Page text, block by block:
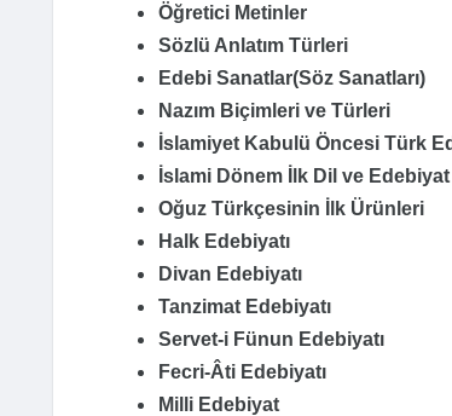
Öğretici Metinler
Sözlü Anlatım Türleri
Edebi Sanatlar(Söz Sanatları)
Nazım Biçimleri ve Türleri
İslamiyet Kabulü Öncesi Türk
İslami Dönem İlk Dil ve
Oğuz Türkçesinin İlk Ürünleri
Halk Edebiyatı
Divan Edebiyatı
Tanzimat Edebiyatı
Servet-i Fünun Edebiyatı
Fecri-Âti Edebiyatı
Milli Edebiyat